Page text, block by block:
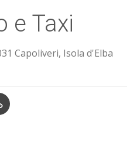
ESP
SLO
e Taxi
Capoliveri, Isola d'Elba